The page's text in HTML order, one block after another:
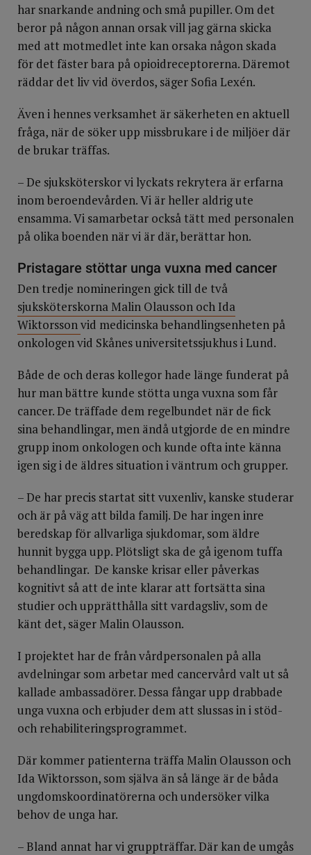
har snarkande andning och små pupiller. Om det
beror på någon annan orsak vill jag gärna skicka
med att motmedlet inte kan orsaka någon skada
för det fäster bara på opioidreceptorerna. Däremot
räddar det liv vid överdos, säger Sofia Lexén.
Även i hennes verksamhet är säkerheten en aktuell
fråga, när de söker upp missbrukare i de miljöer där
de brukar träffas.
– De sjuksköterskor vi lyckats rekrytera är erfarna
inom beroendevården. Vi är heller aldrig ute
ensamma. Vi samarbetar också tätt med personalen
på olika boenden när vi är där, berättar hon.
Pristagare stöttar unga vuxna med cancer
Den tredje nomineringen gick till de två
sjuksköterskorna Malin Olausson och Ida
Wiktorssonvid medicinska behandlingsenheten på
onkologen vid Skånes universitetssjukhus i Lund.
Både de och deras kollegor hade länge funderat på
hur man bättre kunde stötta unga vuxna som får
cancer. De träffade dem regelbundet när de fick
sina behandlingar, men ändå utgjorde de en mindre
grupp inom onkologen och kunde ofta inte känna
igen sig i de äldres situation i väntrum och grupper.
– De har precis startat sitt vuxenliv, kanske studerar
och är på väg att bilda familj. De har ingen inre
beredskap för allvarliga sjukdomar, som äldre
hunnit bygga upp. Plötsligt ska de gå igenom tuffa
behandlingar. De kanske krisar eller påverkas
kognitivt så att de inte klarar att fortsätta sina
studier och upprätthålla sitt vardagsliv, som de
känt det, säger Malin Olausson.
I projektet har de från vårdpersonalen på alla
avdelningar som arbetar med cancervård valt ut så
kallade ambassadörer. Dessa fångar upp drabbade
unga vuxna och erbjuder dem att slussas in i stöd-
och rehabiliteringsprogrammet.
Där kommer patienterna träffa Malin Olausson och
Ida Wiktorsson, som själva än så länge är de båda
ungdomskoordinatörerna och undersöker vilka
behov de unga har.
– Bland annat har vi gruppträffar. Där kan de umgås